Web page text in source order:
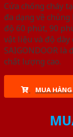
Cửa chống cháy
đa dạng về
độ 60 phút, 90
vật liệu và độ dày
SAIGONDOOR là
chất lượng cao.
MUA